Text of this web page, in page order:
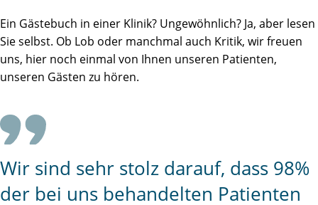
Ein Gästebuch in einer Klinik? Ungewöhnlich? Ja, aber lesen
Sie selbst. Ob Lob oder manchmal auch Kritik, wir freuen
uns, hier noch einmal von Ihnen unseren Patienten,
unseren Gästen zu hören.
Wir sind sehr stolz darauf, dass 98%
der bei uns behandelten Patienten